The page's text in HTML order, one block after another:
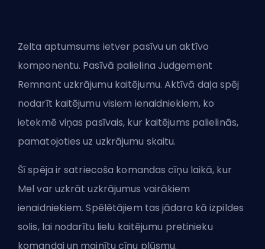
Zelta aptumsums ietver pasīvu un aktīvo
komponentu. Pasīvā palielina Judgement
Remnant uzkrājumu kaitējumu. Aktīvā daļa spēj
nodarīt kaitējumu visiem ienaidniekiem, ko
ietekmē viņas pasīvais, kur kaitējums palielinās,
pamatojoties uz uzkrājumu skaitu.
Šī spēja ir satriecoša komandas cīņu laikā, kur
Mel var uzkrāt uzkrājumus vairākiem
ienaidniekiem. Spēlētājiem tas jādara kā izpildes
solis, lai nodarītu lielu kaitējumu pretinieku
komandai un mainītu cīņu plūsmu.